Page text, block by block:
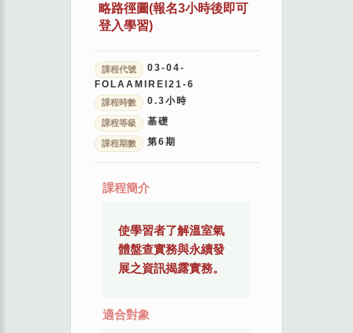
略路徑圖(報名3小時後即可
登入學習)
課程代號
03-04-
FOLAAMIREI21-6
課程時數 0.3小時
課程等級 基礎
課程期數 第6期
課程簡介
使學習者了解溫室氣
體盤查實務與永續發
展之資訊揭露實務。
適合對象